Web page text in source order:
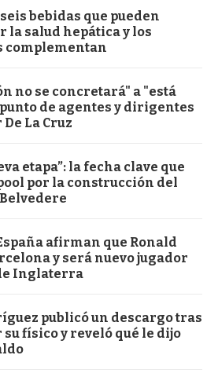
bebidas que pueden
la salud hepática y los
complementan
no se concretará" a "está
de agentes y dirigentes
La Cruz
etapa”: la fecha clave que
por la construcción del
afirman que Ronald
y será nuevo jugador
Inglaterra
publicó un descargo tras
físico y reveló qué le dijo